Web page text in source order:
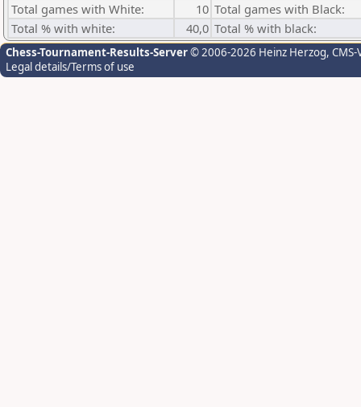
Total games with White:
10 Total games with Black:
Total % with white:
40,0 Total % with black:
Chess-Tournament-Results-Server© 2006-2026 Heinz Herzog,
Legal details/Terms of use